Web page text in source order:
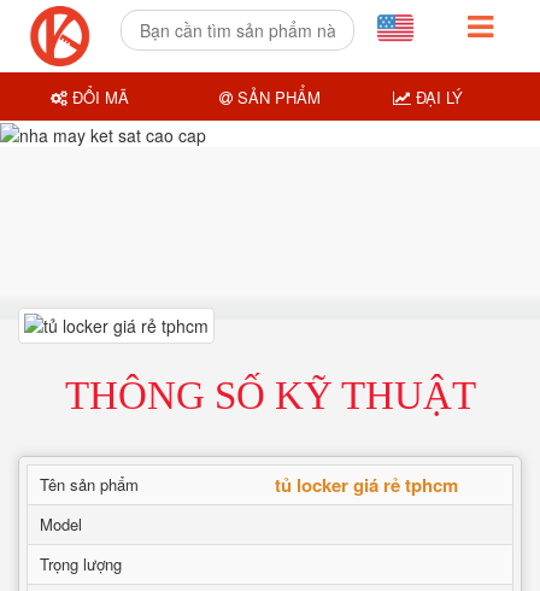
THÔNG SỐ KỸ THUẬT
Tên sản phẩm tủ locker giá rẻ tphcm
Model
Trọng lượng
ĐỔI MÃ SẢN PHẨM ĐẠI LÝ